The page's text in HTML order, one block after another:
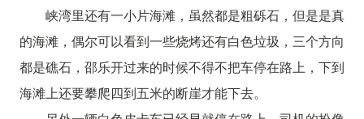
峡湾里还有一小片海滩，虽然都是粗砾石，但是是真
的海滩，偶尔可以看到一些烧烤还有白色垃圾，三个方向
都是礁石，邵乐开过来的时候不得不把车停在路上，下到
海滩上还要攀爬四到五米的断崖才能下去。